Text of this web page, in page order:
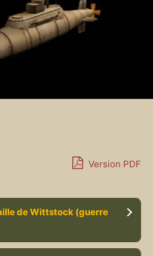
Version PDF
de Wittstock (guerre